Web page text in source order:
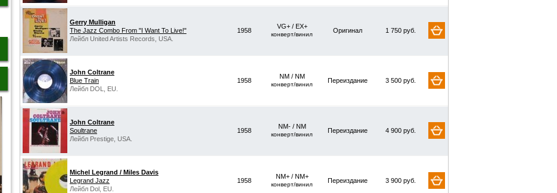
Gerry Mulligan
The Jazz Combo From "I Want To Live!"
Лейбл United Artists Records, USA.
1958
VG+ / EX+
конверт/винил
Оригинал 1 750 руб.
John Coltrane
Blue Train
Лейбл DOL, EU.
1958
NM / NM
конверт/винил
Переиздание 3 500 руб.
John Coltrane
Soultrane
Лейбл Prestige, USA.
1958
NM- / NM
конверт/винил
Переиздание 4 900 руб.
Michel Legrand / Miles Davis
Legrand Jazz
Лейбл Dol, EU.
1958
NM+ / NM+
конверт/винил
Переиздание 3 900 руб.